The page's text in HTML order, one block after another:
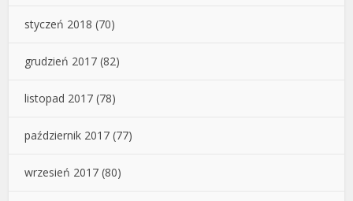
styczeń 2018 (70)
grudzień 2017 (82)
listopad 2017 (78)
październik 2017 (77)
wrzesień 2017 (80)